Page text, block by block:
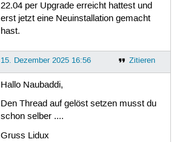
22.04 per Upgrade erreicht hattest und
erst jetzt eine Neuinstallation gemacht
hast.
Zitieren
15. Dezember 2025 16:56
Hallo Naubaddi,
Den Thread auf gelöst setzen musst du
schon selber ....
Gruss Lidux